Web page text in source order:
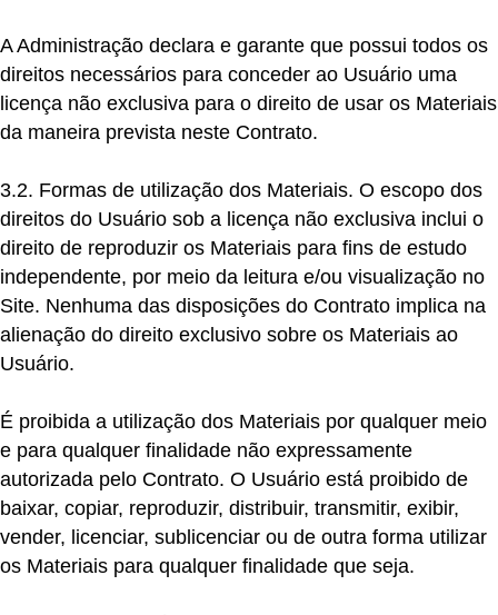
A Administração declara e garante que possui todos os
direitos necessários para conceder ao Usuário uma
licença não exclusiva para o direito de usar os Materiais
da maneira prevista neste Contrato.
3.2. Formas de utilização dos Materiais. O escopo dos
direitos do Usuário sob a licença não exclusiva inclui o
direito de reproduzir os Materiais para fins de estudo
independente, por meio da leitura e/ou visualização no
Site. Nenhuma das disposições do Contrato implica na
alienação do direito exclusivo sobre os Materiais ao
Usuário.
É proibida a utilização dos Materiais por qualquer meio
e para qualquer finalidade não expressamente
autorizada pelo Contrato. O Usuário está proibido de
baixar, copiar, reproduzir, distribuir, transmitir, exibir,
vender, licenciar, sublicenciar ou de outra forma utilizar
os Materiais para qualquer finalidade que seja.